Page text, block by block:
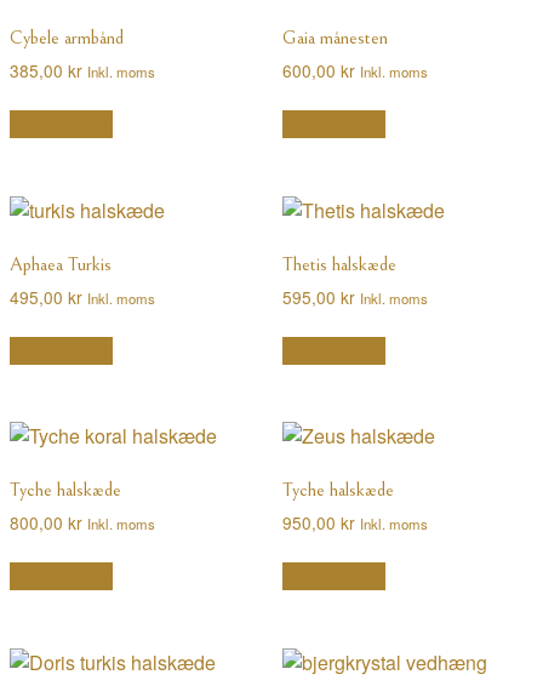
Cybele armbånd
385,00 kr Inkl. moms
Gaia månesten
600,00 kr Inkl. moms
Aphaea Turkis
495,00 kr Inkl. moms
Thetis halskæde
595,00 kr Inkl. moms
Tyche halskæde
800,00 kr Inkl. moms
Tyche halskæde
950,00 kr Inkl. moms